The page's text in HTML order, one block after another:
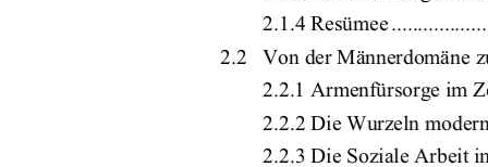
2.1.4 Resümee
2.2   Von der Männerdomäne
2.2.1 Armenfürsorge im
2.2.2 Die Wurzeln
2.2.3 Die Soziale Arbeit